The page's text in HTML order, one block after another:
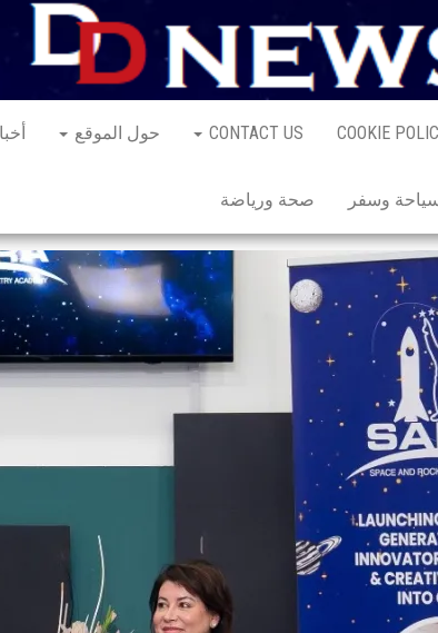
COOKIE
CONTACT US حول الموقع
وسفر صحة ورياضة